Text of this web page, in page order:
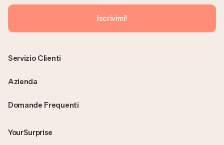
Iscrivimi!
Domande Frequenti
YourSurprise
Servizio Clienti
Azienda